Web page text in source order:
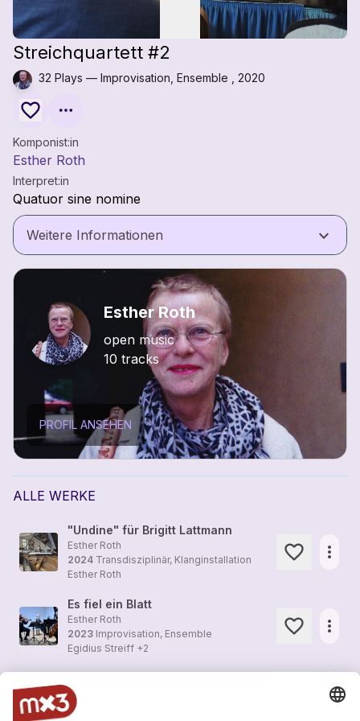
Streichquartett #2
32 Plays — Improvisation, Ensemble , 2020
Komponist:in
Esther Roth
Interpret:in
Quatuor sine nomine
Weitere Informationen keyboard_arrow_down
Esther Roth
open music
10 tracks
PROFIL ANSEHEN
ALLE WERKE
"Undine" für Brigitt Lattmann
Esther Roth
2024 Transdisziplinär, Klanginstallation
Esther Roth
more_horiz
Es fiel ein Blatt
Esther Roth
2023 Improvisation, Ensemble
Egidius Streiff +2
more_horiz
2022 more_horiz